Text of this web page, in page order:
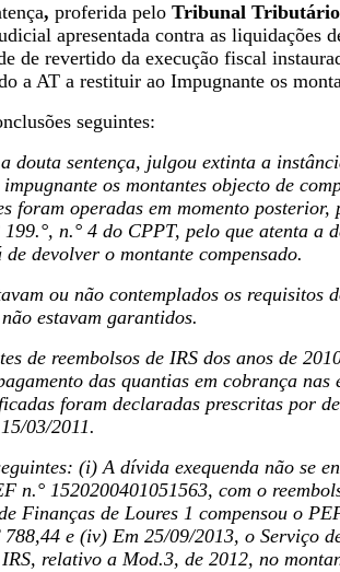
, proferida pelo Tribunal
apresentada contra as liquidações
revertido da execução fiscal
AT a restituir ao Impugnante os
seguintes:
douta sentença, julgou extinta a
os montantes objecto de
foram operadas em momento
n.° 4 do CPPT, pelo que atenta a
devolver o montante compensado.
ou não contemplados os requisitos
estavam garantidos.
de reembolsos de IRS dos anos de
das quantias em cobrança nas
foram declaradas prescritas por
03/2011.
(i) A dívida exequenda não se
n.° 1520200401051563, com o
de Loures 1 compensou o
e (iv) Em 25/09/2013, o Serviço
relativo a Mod.3, de 2012, no